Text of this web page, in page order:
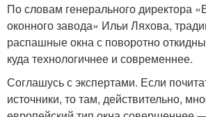
По словам генерального директора
оконного завода» Ильи Ляхова,
распашные окна с поворотно
куда технологичнее и современнее.
Соглашусь с экспертами. Если
источники, то там, действительно,